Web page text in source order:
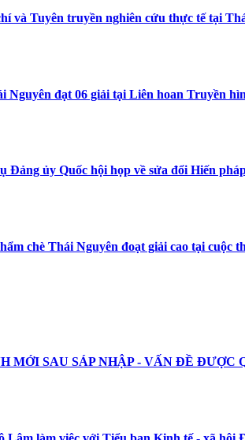
và Tuyên truyền nghiên cứu thực tế tại
Nguyên đạt 06 giải tại Liên hoan Truyền
Đảng ủy Quốc hội họp về sửa đổi Hiến
chè Thái Nguyên đoạt giải cao tại cuộc
MỚI SAU SÁP NHẬP - VẤN ĐỀ ĐƯỢC